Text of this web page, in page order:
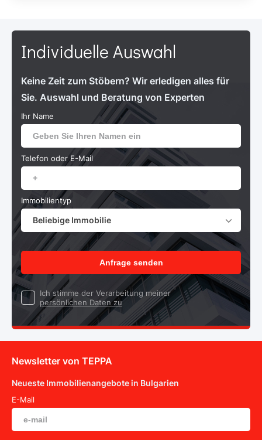
Individuelle Auswahl
Keine Zeit zum Stöbern? Wir erledigen alles für
Sie. Auswahl und Beratung von Experten
Ihr Name
Telefon oder E-Mail
Immobilientyp
Beliebige Immobilie
Anfrage senden
Ich stimme der Verarbeitung meiner
persönlichen Daten zu
Newsletter von TEPPA
Neueste Immobilienangebote in Bulgarien
E-Mail